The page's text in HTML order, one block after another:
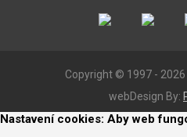
Copyright © 1997 - 2026
webDesign By:
Nastavení cookies: Aby web